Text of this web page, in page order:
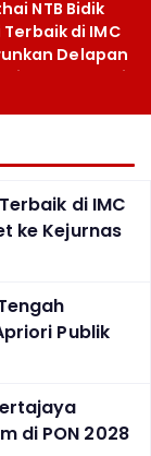
NTB Bidik
di IMC
Delapan
Bekasi
di IMC
ke Kejurnas
Publik
di PON 2028